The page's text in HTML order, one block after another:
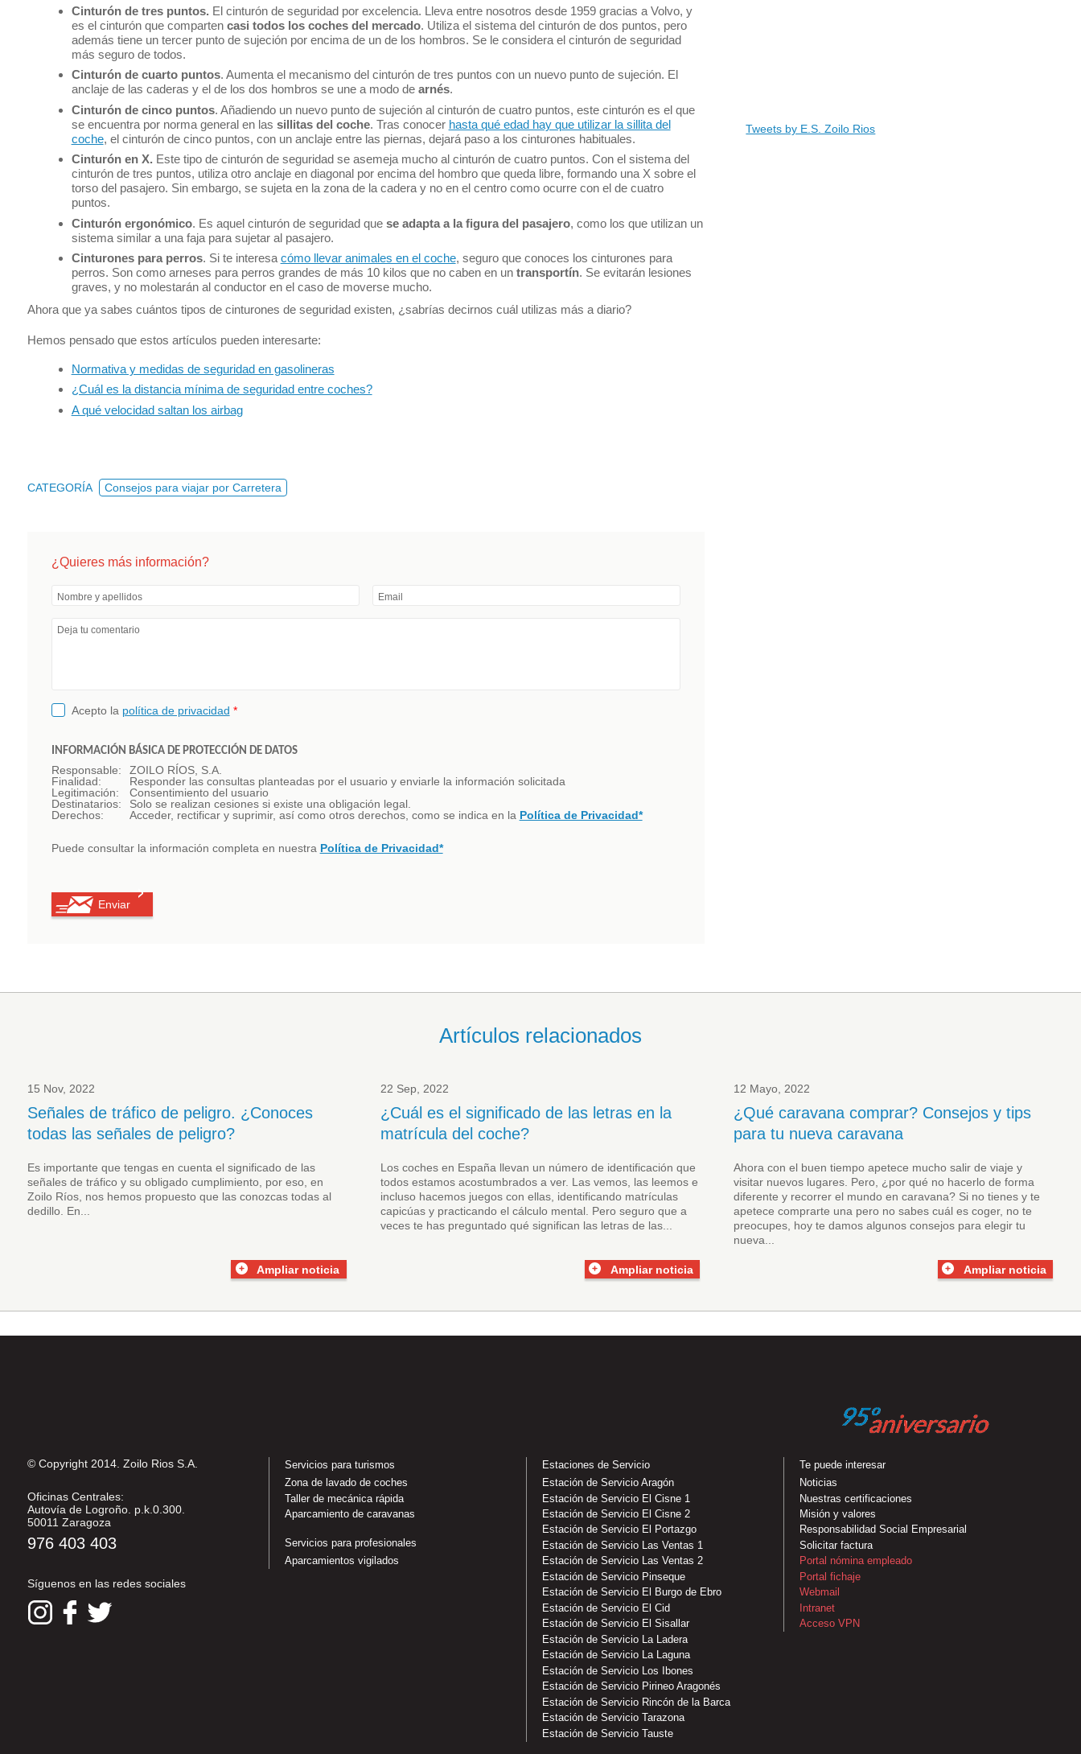
Cinturón de tres puntos. El cinturón de seguridad por excelencia. Lleva entre nosotros desde 1959 gracias a Volvo, y
es el cinturón que comparten casi todos los coches del mercado. Utiliza el sistema del cinturón de dos puntos, pero
además tiene un tercer punto de sujeción por encima de un de los hombros. Se le considera el cinturón de seguridad
más seguro de todos.
Cinturón de cuarto puntos. Aumenta el mecanismo del cinturón de tres puntos con un nuevo punto de sujeción. El
anclaje de las caderas y el de los dos hombros se une a modo de arnés.
Cinturón de cinco puntos. Añadiendo un nuevo punto de sujeción al cinturón de cuatro puntos, este cinturón es el que
se encuentra por norma general en las sillitas del coche. Tras conocer hasta qué edad hay que utilizar la sillita del
coche, el cinturón de cinco puntos, con un anclaje entre las piernas, dejará paso a los cinturones habituales.
Cinturón en X. Este tipo de cinturón de seguridad se asemeja mucho al cinturón de cuatro puntos. Con el sistema del
cinturón de tres puntos, utiliza otro anclaje en diagonal por encima del hombro que queda libre, formando una X sobre el
torso del pasajero. Sin embargo, se sujeta en la zona de la cadera y no en el centro como ocurre con el de cuatro
puntos.
Cinturón ergonómico. Es aquel cinturón de seguridad que se adapta a la figura del pasajero, como los que utilizan un
sistema similar a una faja para sujetar al pasajero.
Cinturones para perros. Si te interesacómo llevar animales en el coche, seguro que conoces los cinturones para
perros. Son como arneses para perros grandes de más 10 kilos que no caben en un transportín. Se evitarán lesiones
graves, y no molestarán al conductor en el caso de moverse mucho.
Ahora que ya sabes cuántos tipos de cinturones de seguridad existen, ¿sabrías decirnos cuál utilizas más a diario?
Hemos pensado que estos artículos pueden interesarte:
Normativa y medidas de seguridad en gasolineras
¿Cuál es la distancia mínima de seguridad entre coches?
A qué velocidad saltan los airbag
CATEGORÍA Consejos para viajar por Carretera
¿Quieres más información?
Nombre y apellidos Email
Deja tu comentario
Acepto la política de privacidad *
INFORMACIÓN BÁSICA DE PROTECCIÓN DE DATOS
Responsable:
ZOILO RÍOS, S.A.
Finalidad:
Responder las consultas planteadas por el usuario y enviarle la información solicitada
Legitimación:
Consentimiento del usuario
Destinatarios:
Solo se realizan cesiones si existe una obligación legal.
Derechos:
Acceder, rectificar y suprimir, así como otros derechos, como se indica en la Política de Privacidad*
Puede consultar la información completa en nuestra Política de Privacidad*
Tweets by E.S. Zoilo Rios
Artículos relacionados
15 Nov, 2022
Señales de tráfico de peligro. ¿Conoces
todas las señales de peligro?
Es importante que tengas en cuenta el significado de las
señales de tráfico y su obligado cumplimiento, por eso, en
Zoilo Ríos, nos hemos propuesto que las conozcas todas al
dedillo. En...
Ampliar noticia
22 Sep, 2022
¿Cuál es el significado de las letras en la
matrícula del coche?
Los coches en España llevan un número de identificación que
todos estamos acostumbrados a ver. Las vemos, las leemos e
incluso hacemos juegos con ellas, identificando matrículas
capicúas y practicando el cálculo mental. Pero seguro que a
veces te has preguntado qué significan las letras de las...
Ampliar noticia
12 Mayo, 2022
¿Qué caravana comprar? Consejos y tips
para tu nueva caravana
Ahora con el buen tiempo apetece mucho salir de viaje y
visitar nuevos lugares. Pero, ¿por qué no hacerlo de forma
diferente y recorrer el mundo en caravana? Si no tienes y te
apetece comprarte una pero no sabes cuál es coger, no te
preocupes, hoy te damos algunos consejos para elegir tu
nueva...
Ampliar noticia
© Copyright 2014. Zoilo Rios S.A.
Oficinas Centrales:
Autovía de Logroño. p.k.0.300.
50011 Zaragoza
976 403 403
Síguenos en las redes sociales
Servicios para turismos
Zona de lavado de coches
Taller de mecánica rápida
Aparcamiento de caravanas
Servicios para profesionales
Aparcamientos vigilados
Estaciones de Servicio
Estación de Servicio Aragón
Estación de Servicio El Cisne 1
Estación de Servicio El Cisne 2
Estación de Servicio El Portazgo
Estación de Servicio Las Ventas 1
Estación de Servicio Las Ventas 2
Estación de Servicio Pinseque
Estación de Servicio El Burgo de Ebro
Estación de Servicio El Cid
Estación de Servicio El Sisallar
Estación de Servicio La Ladera
Estación de Servicio La Laguna
Estación de Servicio Los Ibones
Estación de Servicio Pirineo Aragonés
Estación de Servicio Rincón de la Barca
Estación de Servicio Tarazona
Estación de Servicio Tauste
Te puede interesar
Noticias
Nuestras certificaciones
Misión y valores
Responsabilidad Social Empresarial
Solicitar factura
Portal nómina empleado
Portal fichaje
Webmail
Intranet
Acceso VPN